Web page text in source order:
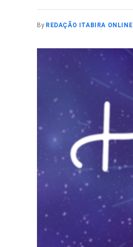
By REDAÇÃO ITABIRA ONLINE